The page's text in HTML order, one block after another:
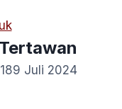
9 Juli 2024